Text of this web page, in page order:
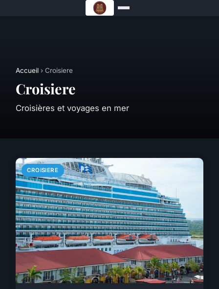
Accueil › Croisiere
Croisiere
Croisières et voyages en mer
CROISIERE